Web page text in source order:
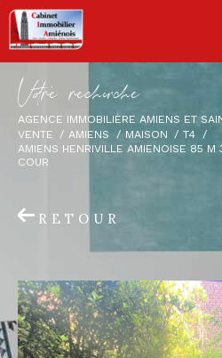
Vore recece
AGENCE IMMOBILIÈRE AMIENS ET
VENTE
AMIENS MAISON
T4
AMIENS HENRIVILLE AMIENOISE 85 M
COUR
RETOUR